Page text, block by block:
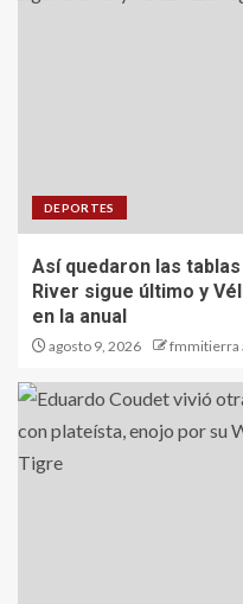
DEPORTES
Así quedaron las
River sigue último y
en la anual
agosto 9, 2026 fmmitierra